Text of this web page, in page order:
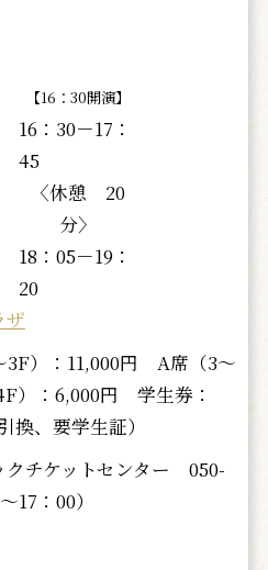
【16：30開演】
16：30－17：
45
〈休憩 20
分〉
18：05－19：
20
ザ
）：11,000円 A席（3～
）：6,000円 学生券：
換、要学生証）
チケットセンター 050-
17：00）